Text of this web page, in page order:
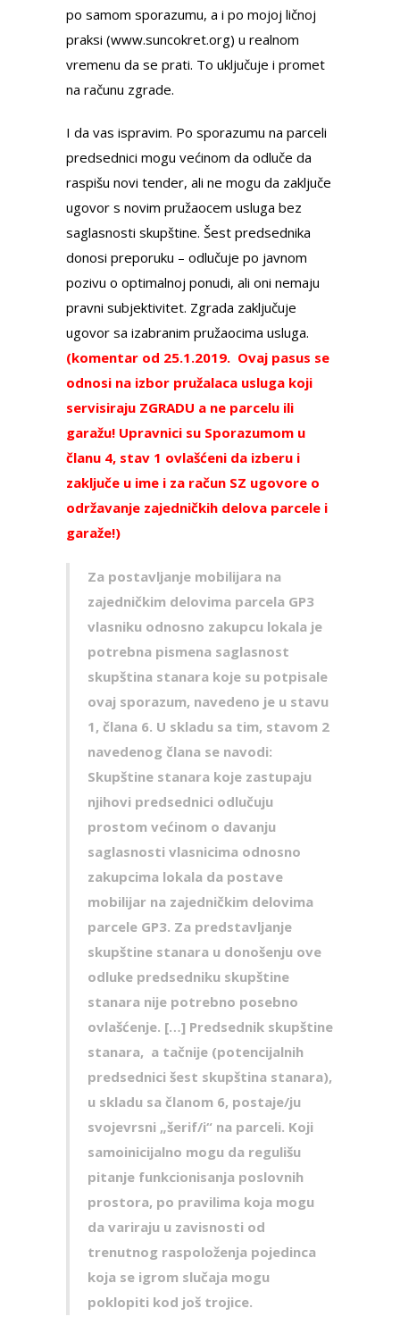
po samom sporazumu, a i po mojoj ličnoj
praksi (www.suncokret.org) u realnom
vremenu da se prati. To uključuje i promet
na računu zgrade.
I da vas ispravim. Po sporazumu na parceli
predsednici mogu većinom da odluče da
raspišu novi tender, ali ne mogu da zaključe
ugovor s novim pružaocem usluga bez
saglasnosti skupštine. Šest predsednika
donosi preporuku – odlučuje po javnom
pozivu o optimalnoj ponudi, ali oni nemaju
pravni subjektivitet. Zgrada zaključuje
ugovor sa izabranim pružaocima usluga.
(komentar od 25.1.2019. Ovaj pasus se
odnosi na izbor pružalaca usluga koji
servisiraju ZGRADU a ne parcelu ili
garažu! Upravnici su Sporazumom u
članu 4, stav 1 ovlašćeni da izberu i
zaključe u ime i za račun SZ ugovore o
održavanje zajedničkih delova parcele i
garaže!)
Za postavlјanje mobilijara na
zajedničkim delovima parcela GP3
vlasniku odnosno zakupcu lokala je
potrebna pismena saglasnost
skupština stanara koje su potpisale
ovaj sporazum, navedeno je u stavu
1, člana 6. U skladu sa tim, stavom 2
navedenog člana se navodi:
Skupštine stanara koje zastupaju
njihovi predsednici odlučuju
prostom većinom o davanju
saglasnosti vlasnicima odnosno
zakupcima lokala da postave
mobilijar na zajedničkim delovima
parcele GP3. Za predstavlјanje
skupštine stanara u donošenju ove
odluke predsedniku skupštine
stanara nije potrebno posebno
ovlašćenje. […] Predsednik skupštine
stanara, a tačnije (potencijalnih
predsednici šest skupština stanara),
u skladu sa članom 6, postaje/ju
svojevrsni „šerif/i“ na parceli. Koji
samoinicijalno mogu da regulišu
pitanje funkcionisanja poslovnih
prostora, po pravilima koja mogu
da variraju u zavisnosti od
trenutnog raspoloženja pojedinca
koja se igrom slučaja mogu
poklopiti kod još trojice.